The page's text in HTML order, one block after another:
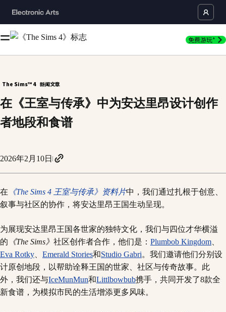
免费游玩*
The Sims™ 4 新闻文章
在《王室与传承》中为安达里昂设计创作
者地段和食谱
2026年2月10日
在 《The Sims 4 王室与传承》资料片中，我们通过扎根于创意、
叙事与社区的协作，将安达里昂王国生动呈现。
为展现安达里昂王国各世家的独特文化，我们与四位才华横溢
的 《The Sims》 社区创作者合作，他们是： Plumbob Kingdom
Eva Rotky
Emerald Stories和Studio Gabri。我们邀请他们分别设
计原创地段，以帮助诠释王国的世家、社区与传奇故事。此
外，我们还与IceMunMun和Littlbowbub携手，共同开发了8款全
新食谱，为模拟市民的生活增添更多风味。